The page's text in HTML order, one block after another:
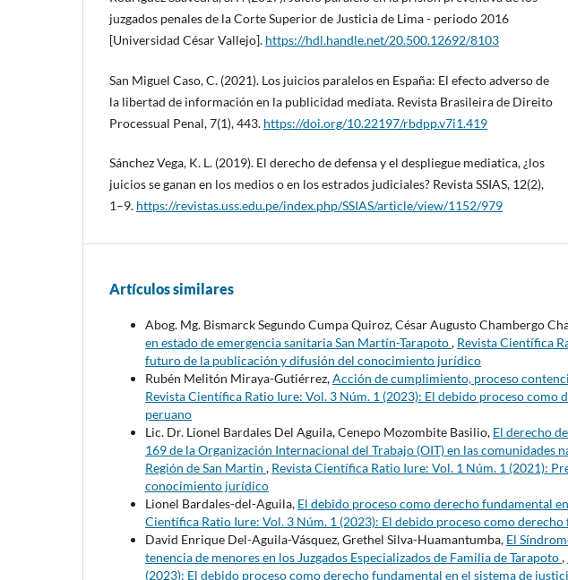
juzgados penales de la Corte Superior de Justicia de Lima - periodo 2016
[Universidad César Vallejo]. https://hdl.handle.net/20.500.12692/8103
San Miguel Caso, C. (2021). Los juicios paralelos en España: El efecto adverso de
la libertad de información en la publicidad mediata. Revista Brasileira de Direito
Processual Penal, 7(1), 443. https://doi.org/10.22197/rbdpp.v7i1.419
Sánchez Vega, K. L. (2019). El derecho de defensa y el despliegue mediatica, ¿los
juicios se ganan en los medios o en los estrados judiciales? Revista SSIAS, 12(2),
1–9. https://revistas.uss.edu.pe/index.php/SSIAS/article/view/1152/979
Artículos similares
Abog. Mg. Bismarck Segundo Cumpa Quiroz, César Augusto Chambergo
en estado de emergencia sanitaria San Martín-Tarapoto, Revista Científica
futuro de la publicación y difusión del conocimiento jurídico
Rubén Melitón Miraya-Gutiérrez,Acción de cumplimiento, proceso
Revista Científica Ratio Iure: Vol. 3 Núm. 1 (2023): El debido proceso como
peruano
Lic. Dr. Lionel Bardales Del Aguila, Cenepo Mozombite Basilio, El derecho
169 de la Organización Internacional del Trabajo (OIT) en las comunidades
Región de San Martin , Revista Científica Ratio Iure: Vol. 1 Núm. 1 (2021):
conocimiento jurídico
Lionel Bardales-del-Aguila, El debido proceso como derecho fundamental
Científica Ratio Iure: Vol. 3 Núm. 1 (2023): El debido proceso como
David Enrique Del-Aguila-Vásquez, Grethel Silva-Huamantumba, El
tenencia de menores en los Juzgados Especializados de Familia de Tarapoto,
(2023): El debido proceso como derecho fundamental en el sistema de